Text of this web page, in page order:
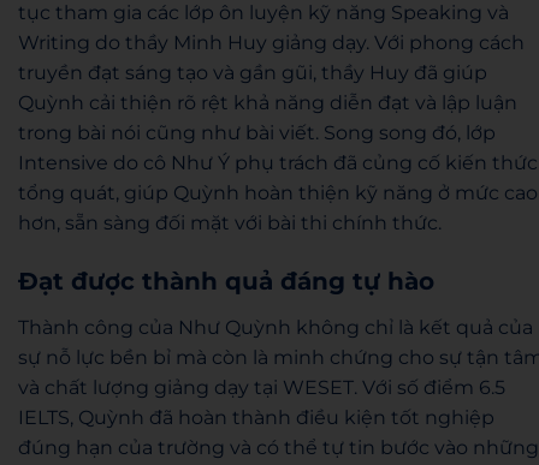
tục tham gia các lớp ôn luyện kỹ năng Speaking và
Writing do thầy Minh Huy giảng dạy. Với phong cách
truyền đạt sáng tạo và gần gũi, thầy Huy đã giúp
Quỳnh cải thiện rõ rệt khả năng diễn đạt và lập luận
trong bài nói cũng như bài viết. Song song đó, lớp
Intensive do cô Như Ý phụ trách đã củng cố kiến thức
tổng quát, giúp Quỳnh hoàn thiện kỹ năng ở mức cao
hơn, sẵn sàng đối mặt với bài thi chính thức.
Đạt được thành quả đáng tự hào
Thành công của Như Quỳnh không chỉ là kết quả của
sự nỗ lực bền bỉ mà còn là minh chứng cho sự tận
và chất lượng giảng dạy tại WESET. Với số điểm 6.5
IELTS, Quỳnh đã hoàn thành điều kiện tốt nghiệp
đúng hạn của trường và có thể tự tin bước vào những